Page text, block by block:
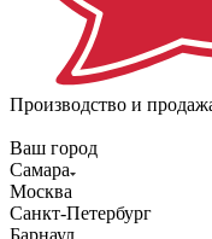
Производство и
Ваш город
Самара
Москва
Санкт-Петербург
Барнаул